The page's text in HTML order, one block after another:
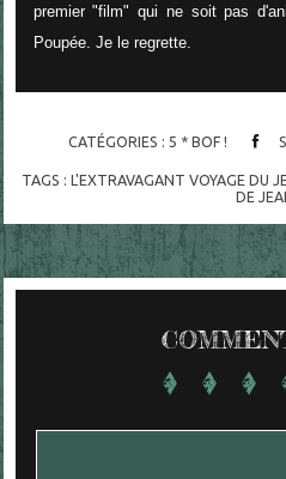
premier "film" qui ne soit pas
Poupée. Je le regrette.
CATÉGORIES : 5 * BOF !
TAGS :L'EXTRAVAGANT VOYAGE DU
DE